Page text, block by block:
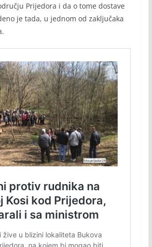
Prijedora i da o tome dostave
je tada, u jednom od zaključaka